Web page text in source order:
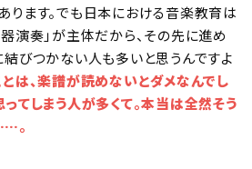
ります。でも日本における音楽教育は
器演奏」が主体だから、その先に進め
結びつかない人も多いと思うんですよ
とは、楽譜が読めないとダメなんでし
ってしまう人が多くて。本当は全然そう
。